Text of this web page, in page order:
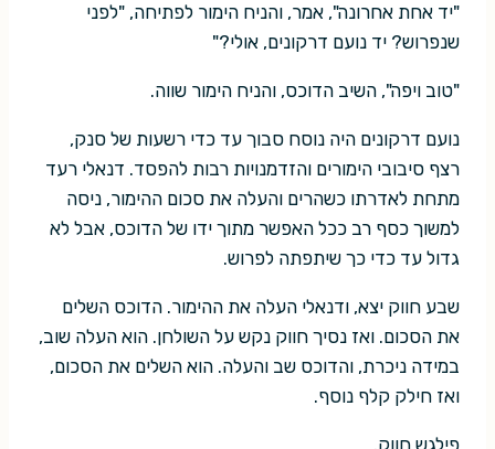
"יד אחת אחרונה", אמר, והניח הימור לפתיחה, "לפני
שנפרוש? יד נועם דרקונים, אולי?"
"טוב ויפה", השיב הדוכס, והניח הימור שווה.
נועם דרקונים היה נוסח סבוך עד כדי רשעות של סנק,
רצף סיבובי הימורים והזדמנויות רבות להפסד. דנאלי רעד
מתחת לאדרתו כשהרים והעלה את סכום ההימור, ניסה
למשוך כסף רב ככל האפשר מתוך ידו של הדוכס, אבל לא
גדול עד כדי כך שיתפתה לפרוש.
שבע חווק יצא, ודנאלי העלה את ההימור. הדוכס השלים
את הסכום. ואז נסיך חווק נקש על השולחן. הוא העלה שוב,
במידה ניכרת, והדוכס שב והעלה. הוא השלים את הסכום,
ואז חילק קלף נוסף.